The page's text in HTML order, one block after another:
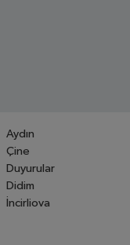
Aydın
Çine
Duyurular
Didim
İncirliova